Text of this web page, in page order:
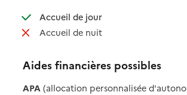
Accueil de jour: disponible
Accueil de nuit: non disponible
Aides financières possibles
APA (allocation personnalisée